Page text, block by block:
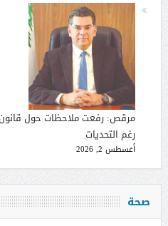
مرقص: رفعت ملاحظات حول قانون
رغم التحديات
أغسطس 2, 2026
صحة